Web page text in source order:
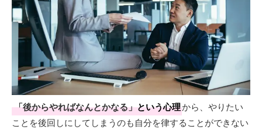
「後からやればなんとかなる」という心理から、やりたい
ことを後回しにしてしまうのも自分を律することができない